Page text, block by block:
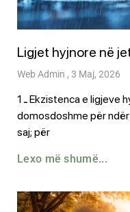
Ligjet hyjnore në
Web Admin 3 Maj, 2026
1 ـ Ekzistenca e ligjeve hyjnore (suneneve hyjnore) është e
domosdoshme për
saj; për
Lexo më shumë...